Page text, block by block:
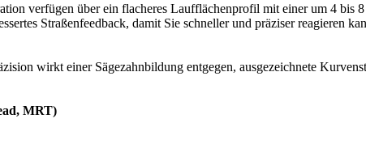
verfügen über ein flacheres Laufflächenprofil mit einer um 4
Straßenfeedback, damit Sie schneller und präziser reagieren
wirkt einer Sägezahnbildung entgegen, ausgezeichnete
MRT)